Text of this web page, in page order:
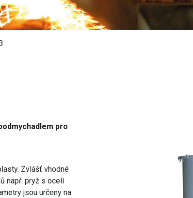
pro
Zvlášť vhodné
např. pryž s ocelí
jsou určeny na